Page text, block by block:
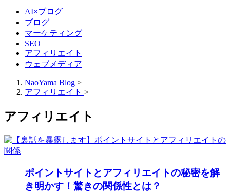
AI×ブログ
ブログ
マーケティング
SEO
アフィリエイト
ウェブメディア
NaoYama Blog >
アフィリエイト >
アフィリエイト
ポイントサイトとアフィリエイトの秘密を解
き明かす！驚きの関係性とは？